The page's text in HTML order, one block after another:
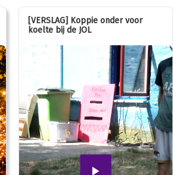
[VERSLAG] Koppie onder voor
koelte bij de JOL